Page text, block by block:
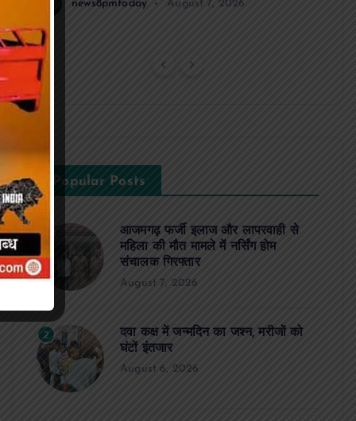
news8pmtoday August 7, 2026
Popular Posts
आजमगढ़ फर्जी इलाज और लापरवाही से
महिला की मौत मामले में नर्सिंग होम
संचालक गिरफ्तार
August 7, 2026
2
दवा कक्ष में जन्मदिन का जश्न, मरीजों को
घंटों इंतजार
August 6, 2026